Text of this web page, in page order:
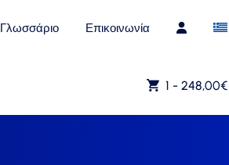
Γλωσσάριο Επικοινωνία
1 - 248,00€